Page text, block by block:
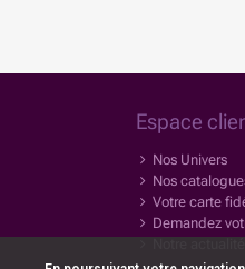
Espace
Nos Univers
Nos
Votre carte
Demandez